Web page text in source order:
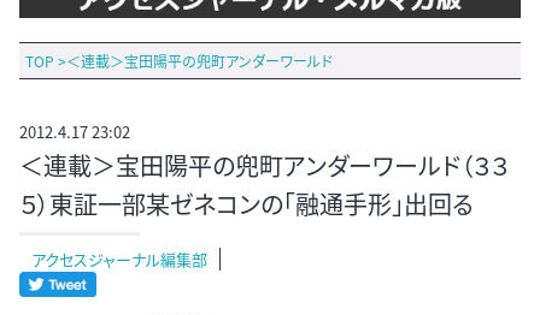
TOP >＜連載＞宝田陽平の兜町アンダーワールド
2012.4.17 23:02
＜連載＞宝田陽平の兜町アンダーワールド（３３
５）東証一部某ゼネコンの「融通手形」出回る
アクセスジャーナル編集部